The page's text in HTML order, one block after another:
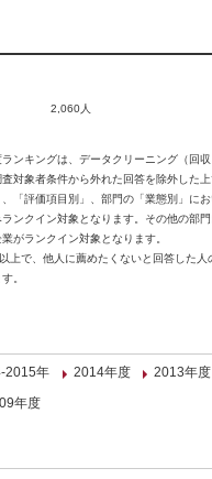
2,060人
ンキングは、データクリーニング（回
対象者条件から外れた回答を除外した上
「評価項目別」、部門の「業態別」に
ンクイン対象となります。その他の部
がランクイン対象となります。
上で、他人に薦めたくないと回答した人
。
2015年 2014年度 2013年度
年度